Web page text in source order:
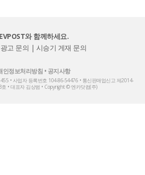
EVPOST와 함께하세요.
고 문의 | 시승기 게재 문의
인정보처리방침 • 공지사항
• 사업자 등록번호 104-86-54476 • 통신판매업신고 제2014-
• 대표자 김상범 • Copyright © 엔카닷컴(주)